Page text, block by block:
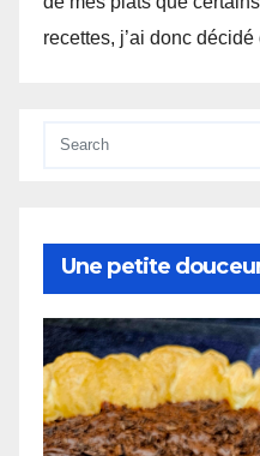
recettes, j’ai donc
Une petite